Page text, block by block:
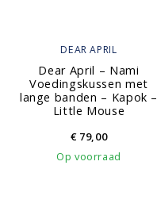
DEAR APRIL
Dear April – Nami
Voedingskussen met
lange banden – Kapok –
Little Mouse
€79,00
Op voorraad